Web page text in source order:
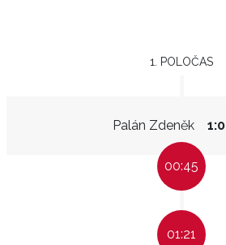
1. POLOČAS
Palán Zdeněk 1:0
00:45
01:21